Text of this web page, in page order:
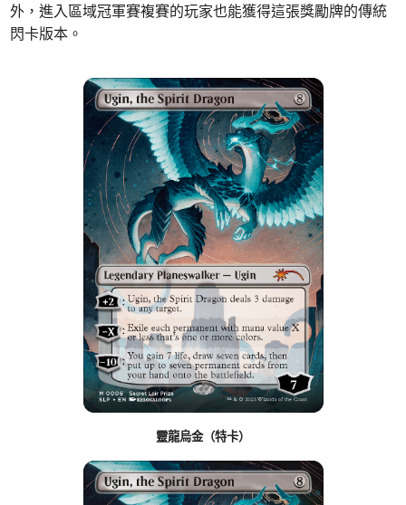
外，進入區域冠軍賽複賽的玩家也能獲得這張獎勵牌的傳統
閃卡版本。
靈龍烏金（特卡）